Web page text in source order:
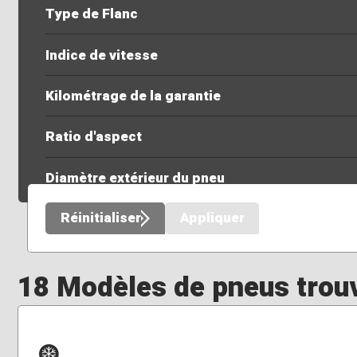
Type de Flanc
Indice de vitesse
Kilométrage de la garantie
Ratio d'aspect
Diamètre extérieur du pneu
Réinitialiser Appliquer
18 Modèles de pneus